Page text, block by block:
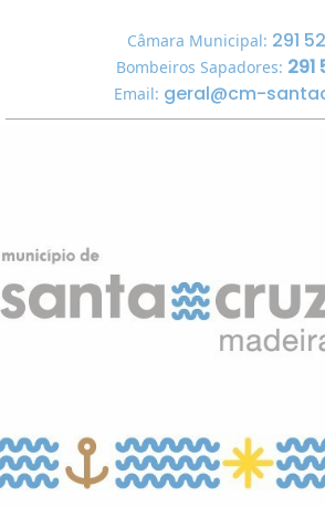
Câmara Municipal: 291
Bombeiros Sapadores: 291
Email: geral@cm-